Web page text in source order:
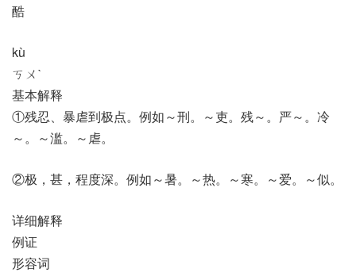
酷
kù
ㄎㄨˋ
基本解释
①残忍、暴虐到极点。例如～刑。～吏。残～。严～。冷
～。～滥。～虐。
②极，甚，程度深。例如～暑。～热。～寒。～爱。～似。
详细解释
例证
形容词